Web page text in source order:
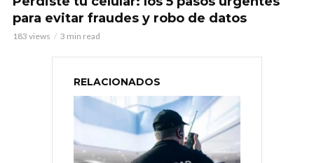
para evitar fraudes y robo de datos
183 views 3 min read
RELACIONADOS